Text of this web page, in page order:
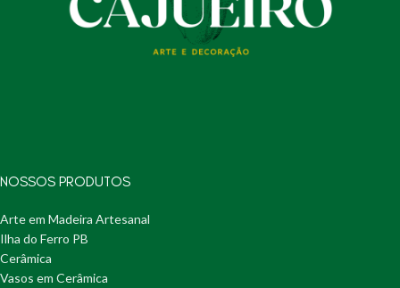
NOSSOS PRODUTOS
Arte em Madeira Artesanal
Ilha do Ferro PB
Cerâmica
Vasos em Cerâmica